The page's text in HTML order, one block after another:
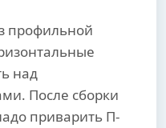
профильной
над
После сборки
приварить П-